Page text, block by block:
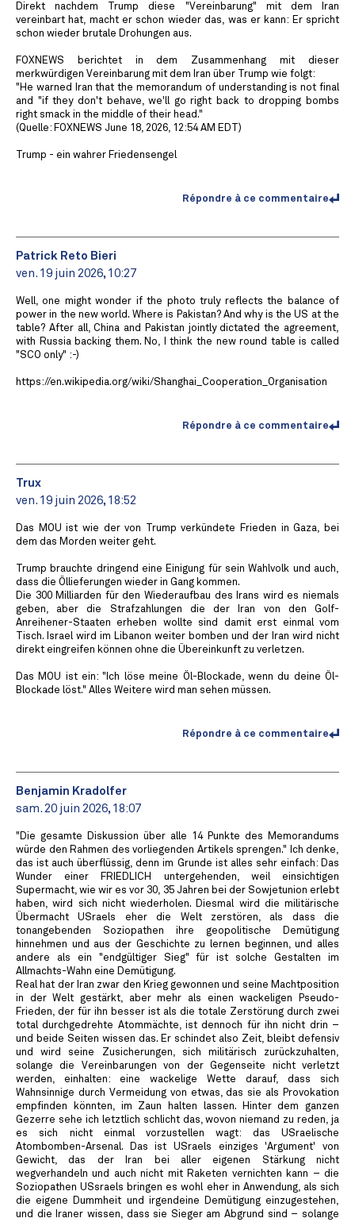
Direkt nachdem Trump diese "Vereinbarung" mit dem Iran
vereinbart hat, macht er schon wieder das, was er kann: Er spricht
schon wieder brutale Drohungen aus.
FOXNEWS berichtet in dem Zusammenhang mit dieser
merkwürdigen Vereinbarung mit dem Iran über Trump wie folgt:
"He warned Iran that the memorandum of understanding is not final
and "if they don't behave, we'll go right back to dropping bombs
right smack in the middle of their head."
(Quelle: FOXNEWS June 18, 2026, 12:54 AM EDT)
Trump - ein wahrer Friedensengel
Répondre à ce commentaire
Patrick Reto Bieri
ven. 19 juin 2026, 10:27
Well, one might wonder if the photo truly reflects the balance of
power in the new world. Where is Pakistan? And why is the US at the
table? After all, China and Pakistan jointly dictated the agreement,
with Russia backing them. No, I think the new round table is called
"SCO only" :-)
https://en.wikipedia.org/wiki/Shanghai_Cooperation_Organisation
Répondre à ce commentaire
Trux
ven. 19 juin 2026, 18:52
Das MOU ist wie der von Trump verkündete Frieden in Gaza, bei
dem das Morden weiter geht.
Trump brauchte dringend eine Einigung für sein Wahlvolk und auch,
dass die Öllieferungen wieder in Gang kommen.
Die 300 Milliarden für den Wiederaufbau des Irans wird es niemals
geben, aber die Strafzahlungen die der Iran von den Golf-
Anreihener-Staaten erheben wollte sind damit erst einmal vom
Tisch. Israel wird im Libanon weiter bomben und der Iran wird nicht
direkt eingreifen können ohne die Übereinkunft zu verletzen.
Das MOU ist ein: "Ich löse meine Öl-Blockade, wenn du deine Öl-
Blockade löst." Alles Weitere wird man sehen müssen.
Répondre à ce commentaire
Benjamin Kradolfer
sam. 20 juin 2026, 18:07
"Die gesamte Diskussion über alle 14 Punkte des Memorandums
würde den Rahmen des vorliegenden Artikels sprengen." Ich denke,
das ist auch überflüssig, denn im Grunde ist alles sehr einfach: Das
Wunder einer FRIEDLICH untergehenden, weil einsichtigen
Supermacht, wie wir es vor 30, 35 Jahren bei der Sowjetunion erlebt
haben, wird sich nicht wiederholen. Diesmal wird die militärische
Übermacht USraels eher die Welt zerstören, als dass die
tonangebenden Soziopathen ihre geopolitische Demütigung
hinnehmen und aus der Geschichte zu lernen beginnen, und alles
andere als ein "endgültiger Sieg" für ist solche Gestalten im
Allmachts-Wahn eine Demütigung.
Real hat der Iran zwar den Krieg gewonnen und seine Machtposition
in der Welt gestärkt, aber mehr als einen wackeligen Pseudo-
Frieden, der für ihn besser ist als die totale Zerstörung durch zwei
total durchgedrehte Atommächte, ist dennoch für ihn nicht drin –
und beide Seiten wissen das. Er schindet also Zeit, bleibt defensiv
und wird seine Zusicherungen, sich militärisch zurückzuhalten,
solange die Vereinbarungen von der Gegenseite nicht verletzt
werden, einhalten: eine wackelige Wette darauf, dass sich
Wahnsinnige durch Vermeidung von etwas, das sie als Provokation
empfinden könnten, im Zaun halten lassen. Hinter dem ganzen
Gezerre sehe ich letztlich schlicht das, wovon niemand zu reden, ja
es sich nicht einmal vorzustellen wagt: das USraelische
Atombomben-Arsenal. Das ist USraels einziges 'Argument' von
Gewicht, das der Iran bei aller eigenen Stärkung nicht
wegverhandeln und auch nicht mit Raketen vernichten kann – die
Soziopathen USsraels bringen es wohl eher in Anwendung, als sich
die eigene Dummheit und irgendeine Demütigung einzugestehen,
und die Iraner wissen, dass sie Sieger am Abgrund sind – solange